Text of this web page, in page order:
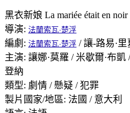
黑衣新娘 La mariée était en noir
導演: 法蘭索瓦·楚浮
編劇: 法蘭索瓦·楚浮 / 讓-路易·
主演: 讓娜·莫羅 / 米歇爾·布
登納
類型: 劇情 / 懸疑 / 犯罪
製片國家/地區: 法國 / 意大利